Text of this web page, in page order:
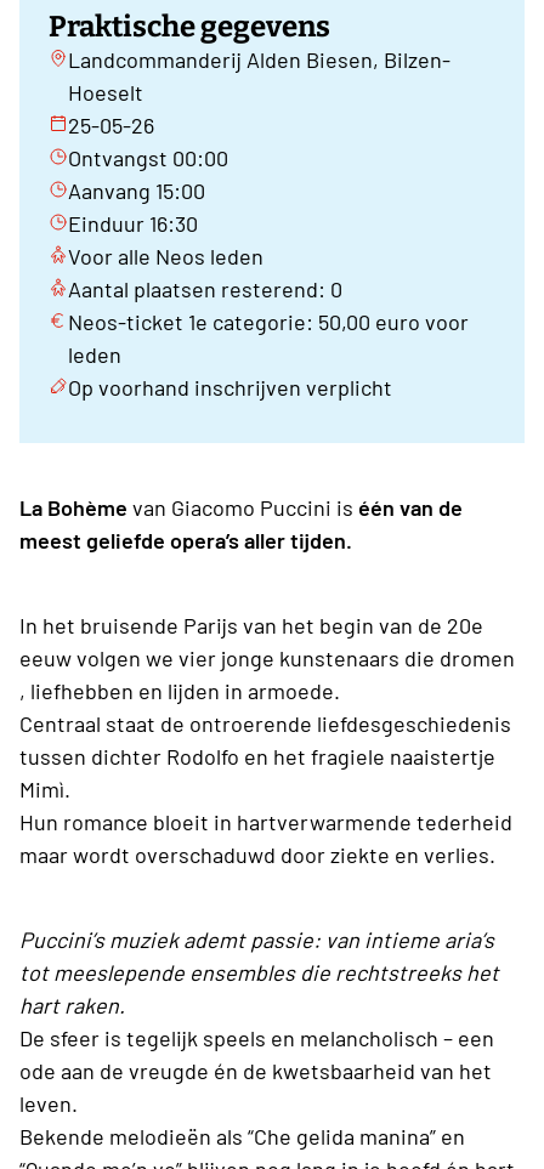
Praktische gegevens
Landcommanderij Alden Biesen, Bilzen-
Hoeselt
25-05-26
Ontvangst 00:00
Aanvang 15:00
Einduur 16:30
Voor alle Neos leden
Aantal plaatsen resterend: 0
Neos-ticket 1e categorie: 50,00 euro voor
leden
Op voorhand inschrijven verplicht
La Bohème van Giacomo Puccini is één van de
meest geliefde opera’s aller tijden.
In het bruisende Parijs van het begin van de 20e
eeuw volgen we vier jonge kunstenaars die dromen
, liefhebben en lijden in armoede.
Centraal staat de ontroerende liefdesgeschiedenis
tussen dichter Rodolfo en het fragiele naaistertje
Mimì.
Hun romance bloeit in hartverwarmende tederheid
maar wordt overschaduwd door ziekte en verlies.
Puccini’s muziek ademt passie: van intieme aria’s
tot meeslepende ensembles die rechtstreeks het
hart raken.
De sfeer is tegelijk speels en melancholisch – een
ode aan de vreugde én de kwetsbaarheid van het
leven.
Bekende melodieën als “Che gelida manina” en